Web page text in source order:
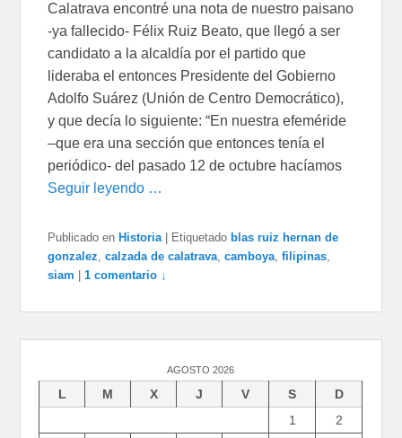
Calatrava encontré una nota de nuestro paisano
-ya fallecido- Félix Ruiz Beato, que llegó a ser
candidato a la alcaldía por el partido que
lideraba el entonces Presidente del Gobierno
Adolfo Suárez (Unión de Centro Democrático),
y que decía lo siguiente: “En nuestra efeméride
–que era una sección que entonces tenía el
periódico- del pasado 12 de octubre hacíamos
Seguir leyendo …
Publicado en Historia Etiquetado blas ruiz hernan de
gonzalez,calzada de calatrava,camboya,filipinas,
siam
|1 comentario ↓
AGOSTO 2026
L M X J V S
D
1
2